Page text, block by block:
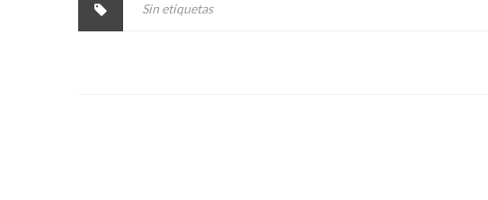
Sin etiquetas